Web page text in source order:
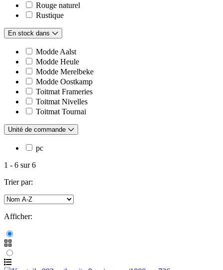
Rouge naturel
Rustique
En stock dans
Modde Aalst
Modde Heule
Modde Merelbeke
Modde Oostkamp
Toitmat Frameries
Toitmat Nivelles
Toitmat Tournai
Unité de commande
pc
1 - 6 sur6
Trier par:
Afficher: